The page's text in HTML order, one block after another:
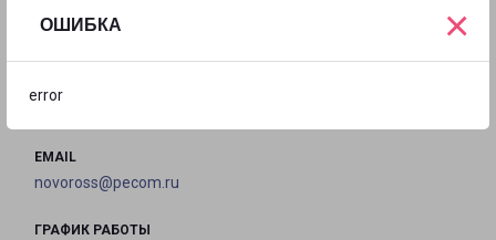
ОШИБКА
error
×
на карте
EMAIL
novoross@pecom.ru
ГРАФИК РАБОТЫ